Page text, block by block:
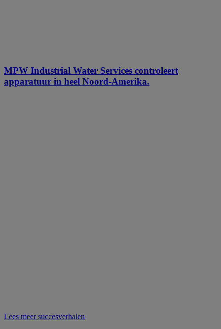
MPW Industrial Water Services controleert
apparatuur in heel Noord-Amerika.
Lees meer succesverhalen